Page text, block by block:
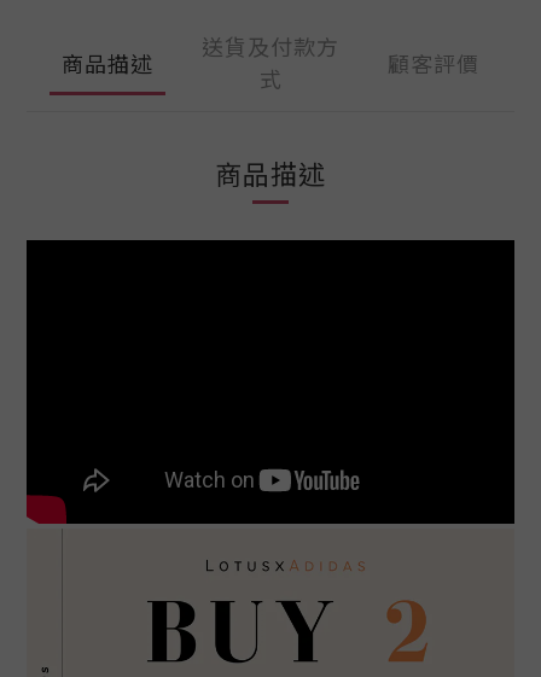
商品描述
送貨及付款方
式
顧客評價
商品描述